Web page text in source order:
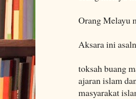
Orang Melayu
Aksara ini
toksah buang
ajaran islam
masyarakat